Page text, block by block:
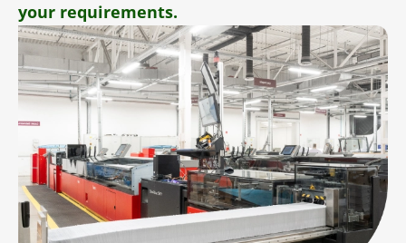
your requirements.